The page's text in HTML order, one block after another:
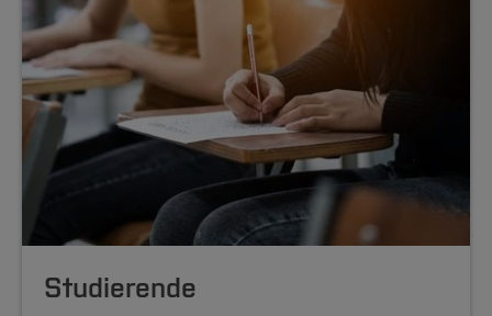
Studierende